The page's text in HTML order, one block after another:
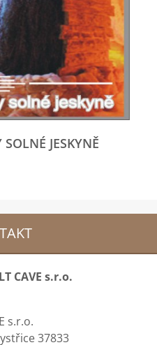
JESKYNĚ
CAVE s.r.o.
s.r.o.
37833